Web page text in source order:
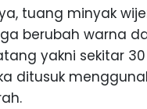
tuang minyak
berubah warna
yakni sekitar
ditusuk